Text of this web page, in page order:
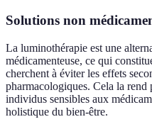
Solutions non
La luminothérapie est une
médicamenteuse, ce qui
cherchent à éviter les effets
pharmacologiques. Cela la
individus sensibles aux
holistique du bien-être.